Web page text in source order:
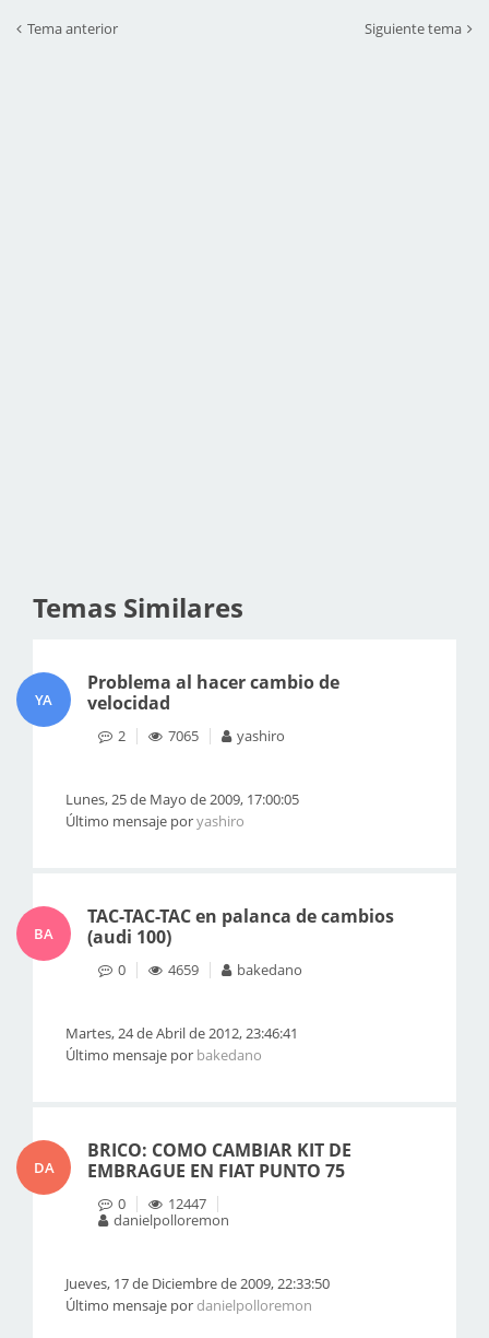
Tema anterior Siguiente tema
Temas Similares
YA
Problema al hacer cambio de
velocidad
2 7065 yashiro
Lunes, 25 de Mayo de 2009, 17:00:05
Último mensaje poryashiro
BA
TAC-TAC-TAC en palanca de cambios
(audi 100)
0 4659 bakedano
Martes, 24 de Abril de 2012, 23:46:41
Último mensaje por bakedano
DA
BRICO: COMO CAMBIAR KIT DE
EMBRAGUE EN FIAT PUNTO 75
0
12447
danielpolloremon
Jueves, 17 de Diciembre de 2009, 22:33:50
Último mensaje pordanielpolloremon